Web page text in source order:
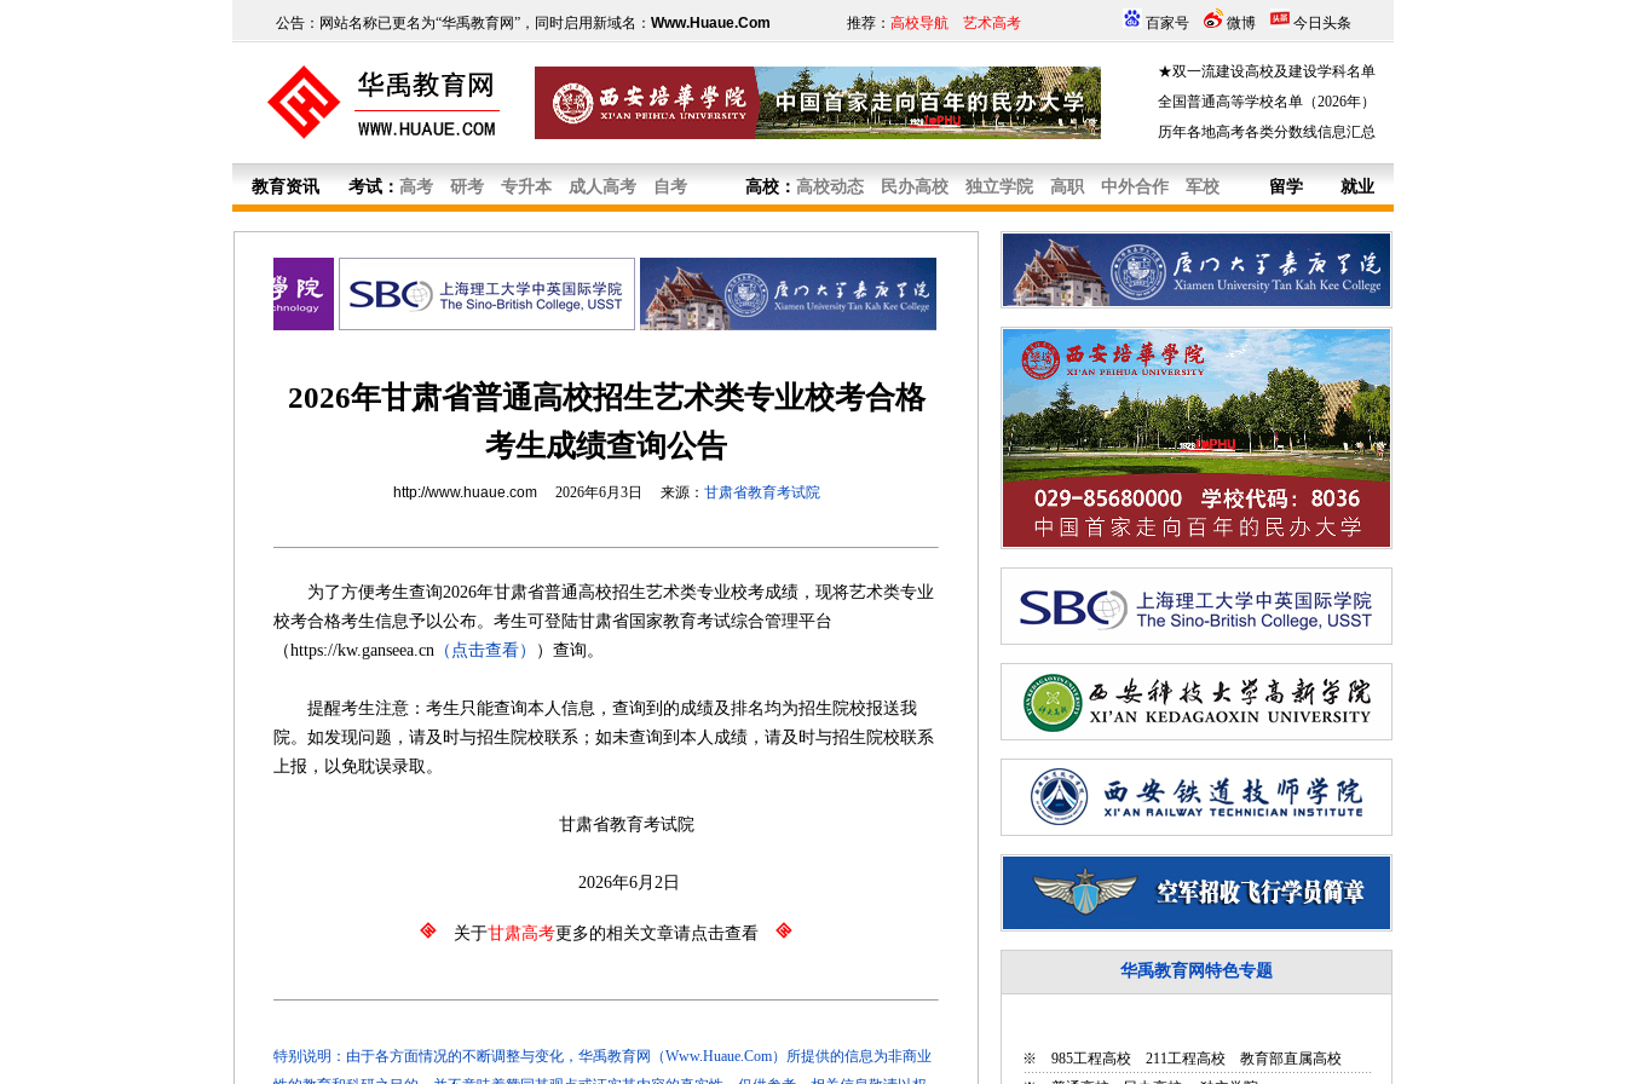
公告：网站名称已更名为“华禹教育网”，同时启用新域名： Www.Huaue.Com 推荐： 高校导航 艺术高考 百家号 微博 今日头条
★双一流建设高校及建设学科名单
全国普通高等学校名单（2026年）
历年各地高考各类分数线信息汇总
教育资讯 考试： 高考 研考 专升本 成人高考 自考 高校： 高校动态 民办高校 独立学院 高职 中外合作 军校 留学 就业
2026年甘肃省普通高校招生艺术类专业校考合格
考生成绩查询公告
http://www.huaue.com2026年6月3日 来源： 甘肃省教育考试院
为了方便考生查询2026年甘肃省普通高校招生艺术类专业校考成绩，现将艺术类专业
校考合格考生信息予以公布。考生可登陆甘肃省国家教育考试综合管理平台
（https://kw.ganseea.cn （点击查看） ）查询。
提醒考生注意：考生只能查询本人信息，查询到的成绩及排名均为招生院校报送我
院。如发现问题，请及时与招生院校联系；如未查询到本人成绩，请及时与招生院校联系
上报，以免耽误录取。
甘肃省教育考试院
2026年6月2日
关于甘肃高考更多的相关文章请点击查看
特别说明：由于各方面情况的不断调整与变化，华禹教育网（Www.Huaue.Com）所提供的信息为非商业
华禹教育网特色专题
※ 985工程高校 211工程高校
教育部直属高校